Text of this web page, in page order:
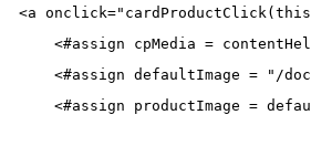
<a
<#assign cpMedia =
<#assign defaultImage = "/
<#assign productImage =